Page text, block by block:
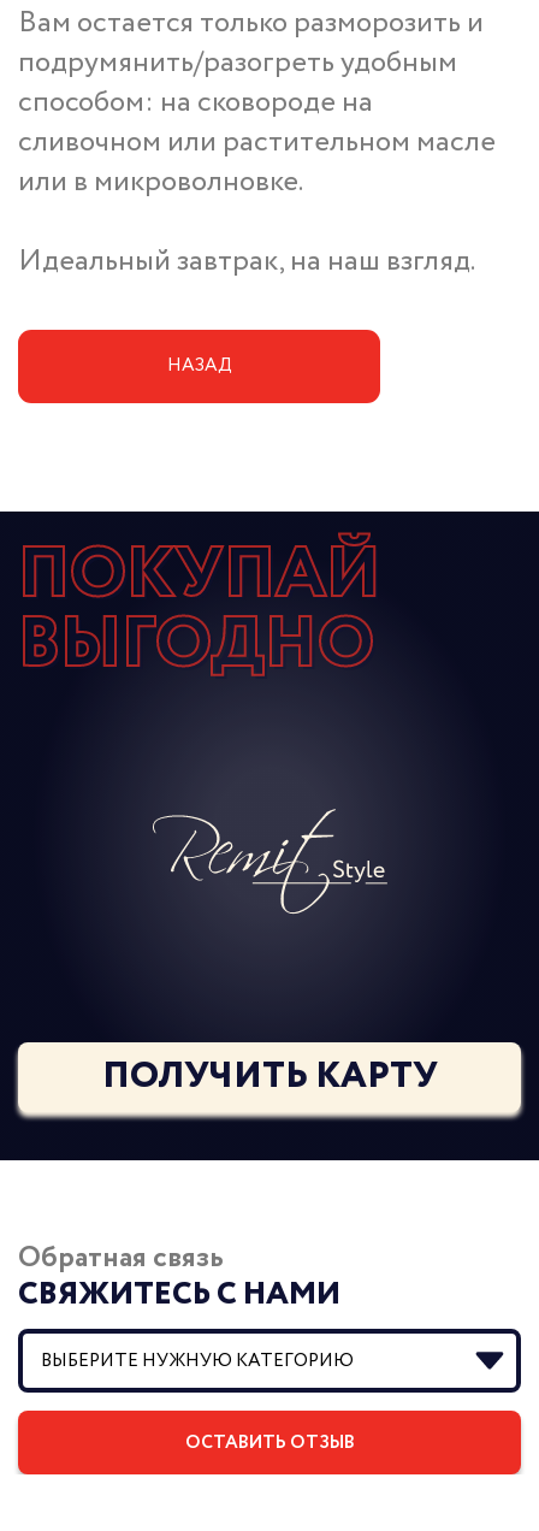
Вам остается только разморозить и
подрумянить/разогреть удобным
способом: на сковороде на
сливочном или растительном масле
или в микроволновке.
Идеальный завтрак, на наш взгляд.
НАЗАД
ПОКУПАЙ
ВЫГОДНО
ПОЛУЧИТЬ КАРТУ
Обратная связь
СВЯЖИТЕСЬ С НАМИ